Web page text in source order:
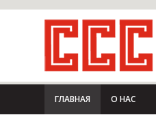
ГЛАВНАЯ О НАС